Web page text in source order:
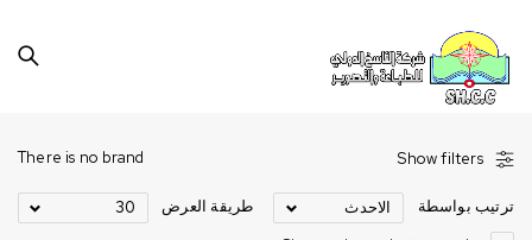
Show filters
There is no brand
ترتيب بواسطة
الاحدث
طريقة العرض 30